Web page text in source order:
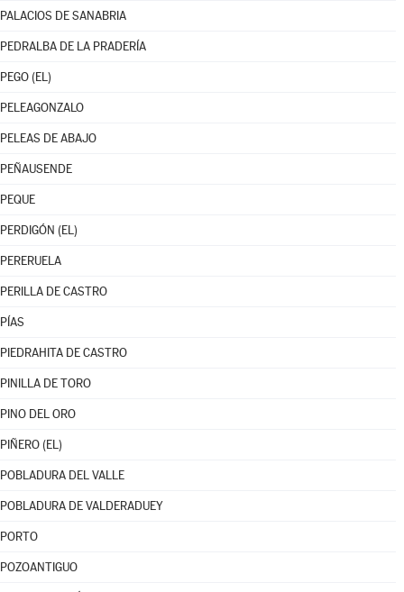
PALACIOS DE SANABRIA
PEDRALBA DE LA PRADERÍA
PEGO (EL)
PELEAGONZALO
PELEAS DE ABAJO
PEÑAUSENDE
PEQUE
PERDIGÓN (EL)
PERERUELA
PERILLA DE CASTRO
PÍAS
PIEDRAHITA DE CASTRO
PINILLA DE TORO
PINO DEL ORO
PIÑERO (EL)
POBLADURA DEL VALLE
POBLADURA DE VALDERADUEY
PORTO
POZOANTIGUO